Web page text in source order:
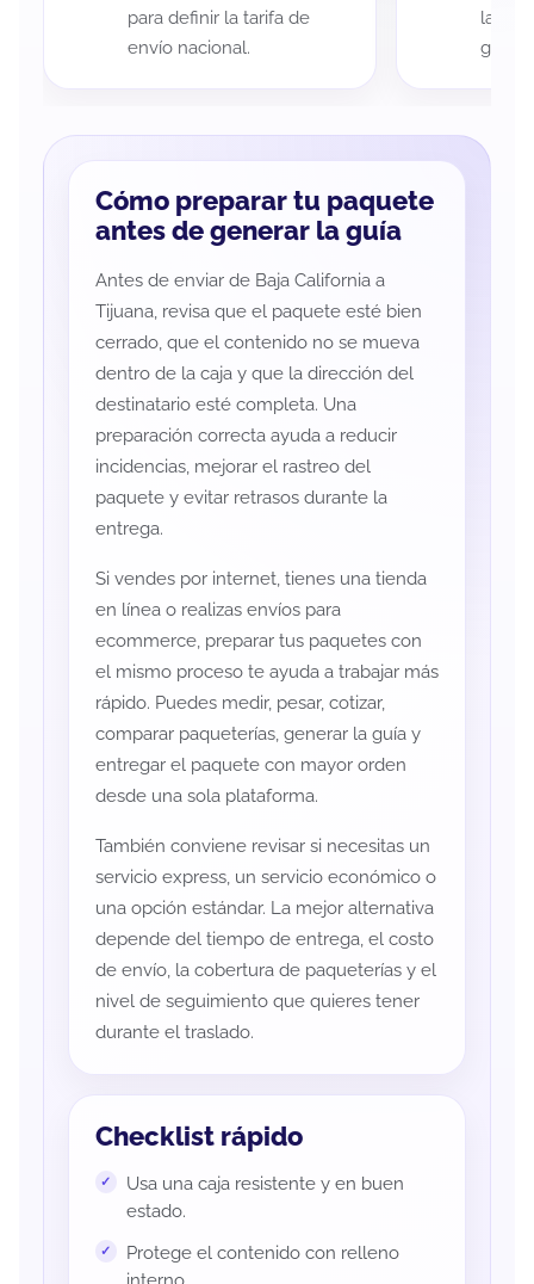
para definir la tarifa de
envío nacional.
la
guía
Cómo preparar tu paquete
antes de generar la guía
Antes de enviar de Baja California a
Tijuana, revisa que el paquete esté bien
cerrado, que el contenido no se mueva
dentro de la caja y que la dirección del
destinatario esté completa. Una
preparación correcta ayuda a reducir
incidencias, mejorar el rastreo del
paquete y evitar retrasos durante la
entrega.
Si vendes por internet, tienes una tienda
en línea o realizas envíos para
ecommerce, preparar tus paquetes con
el mismo proceso te ayuda a trabajar más
rápido. Puedes medir, pesar, cotizar,
comparar paqueterías, generar la guía y
entregar el paquete con mayor orden
desde una sola plataforma.
También conviene revisar si necesitas un
servicio express, un servicio económico o
una opción estándar. La mejor alternativa
depende del tiempo de entrega, el costo
de envío, la cobertura de paqueterías y el
nivel de seguimiento que quieres tener
durante el traslado.
Checklist rápido
Usa una caja resistente y en buen
estado.
Protege el contenido con relleno